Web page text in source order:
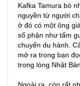
Kafka Tamura bỏ
nguyền từ người
ở đó có một ông
số phận như tấm
chuyến du hành.
mở ra trong bạn
trong lòng Nhật
Ngoài ra, còn rất